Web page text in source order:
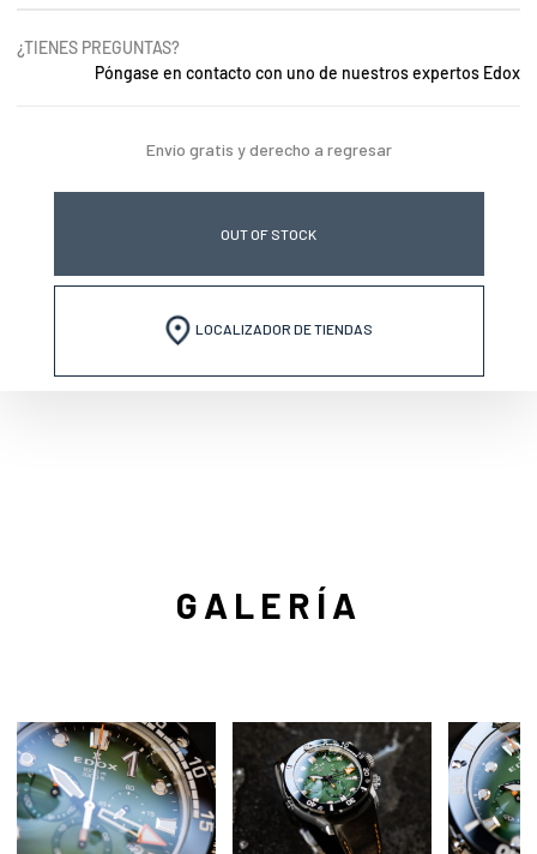
¿TIENES PREGUNTAS?
Póngase en contacto con uno de nuestros expertos Edox
Envío gratis y derecho a regresar
OUT OF STOCK
LOCALIZADOR DE TIENDAS
GALERÍA